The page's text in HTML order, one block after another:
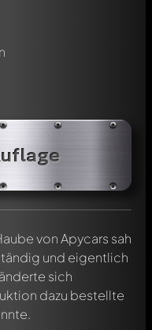
von Apycars sah
und eigentlich
sich
dazu bestellte
zu diesem Modell!
diskutiert